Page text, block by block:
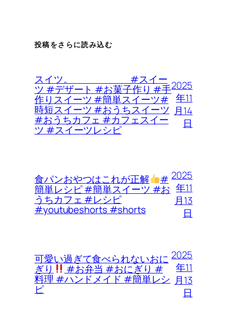
投稿をさらに読み込む
スイツ。 #スイー
ツ #デザート #お菓子作り #手
作りスイーツ #簡単スイーツ#
時短スイーツ #おうちスイーツ
#おうちカフェ #カフェスイー
ツ #スイーツレシピ
2025
年11
月14
日
食パンおやつはこれが正解 #
簡単レシピ #簡単スイーツ #お
うちカフェ #レシピ
#youtubeshorts #shorts
2025
年11
月13
日
可愛い過ぎて食べられないおに
ぎり #お弁当 #おにぎり #
料理 #ハンドメイド #簡単レシ
ピ
2025
年11
月13
日